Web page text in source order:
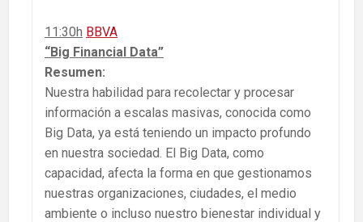
11:30h BBVA
“Big Financial Data”
Resumen:
Nuestra habilidad para recolectar y procesar
información a escalas masivas, conocida como
Big Data, ya está teniendo un impacto profundo
en nuestra sociedad. El Big Data, como
capacidad, afecta la forma en que gestionamos
nuestras organizaciones, ciudades, el medio
ambiente o incluso nuestro bienestar individual y